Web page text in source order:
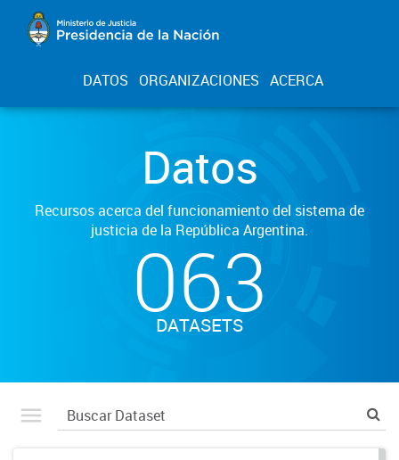
DATOS ORGANIZACIONES ACERCA
Datos
Recursos acerca del funcionamiento del sistema de
justicia de la República Argentina.
063
DATASETS